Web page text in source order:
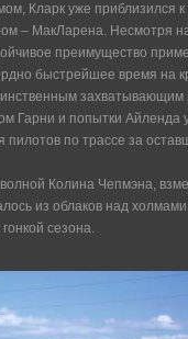
Кларк уже приблизился к
ом – МакЛарена. Несмотря
преимущество
быстрейшее время на
Гарни и попытки Айленда
по трассе за
Колина Чепмэна,
из облаков над
сезона.